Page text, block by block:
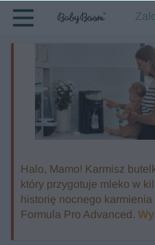
Halo, Mamo! Karmisz
który przygotuje mleko w
historię nocnego
Formula Pro Advanced.